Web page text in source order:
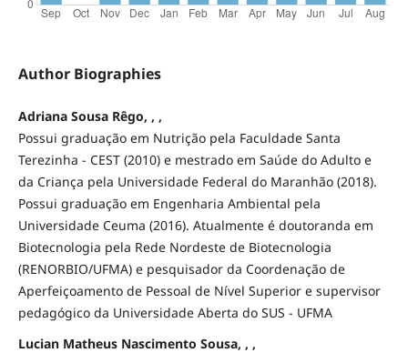
Author Biographies
Adriana Sousa Rêgo, , ,
Possui graduação em Nutrição pela Faculdade Santa
Terezinha - CEST (2010) e mestrado em Saúde do Adulto e
da Criança pela Universidade Federal do Maranhão (2018).
Possui graduação em Engenharia Ambiental pela
Universidade Ceuma (2016). Atualmente é doutoranda em
Biotecnologia pela Rede Nordeste de Biotecnologia
(RENORBIO/UFMA) e pesquisador da Coordenação de
Aperfeiçoamento de Pessoal de Nível Superior e supervisor
pedagógico da Universidade Aberta do SUS - UFMA
Lucian Matheus Nascimento Sousa, , ,